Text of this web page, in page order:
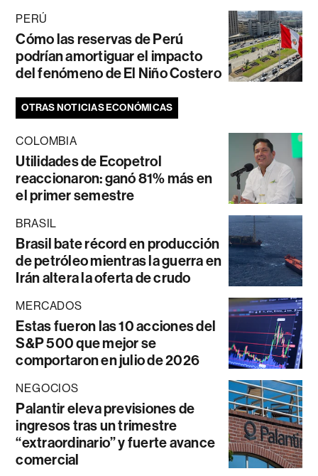
PERÚ
Cómo las reservas de Perú
podrían amortiguar el impacto
del fenómeno de El Niño Costero
OTRAS NOTICIAS ECONÓMICAS
COLOMBIA
Utilidades de Ecopetrol
reaccionaron: ganó 81% más en
el primer semestre
BRASIL
Brasil bate récord en producción
de petróleo mientras la guerra en
Irán altera la oferta de crudo
MERCADOS
Estas fueron las 10 acciones del
S&P 500 que mejor se
comportaron en julio de 2026
NEGOCIOS
Palantir eleva previsiones de
ingresos tras un trimestre
“extraordinario” y fuerte avance
comercial